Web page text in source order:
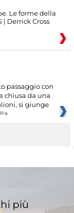
Le forme della
| Derrick Cross
passaggio con
chiusa da una
si giunge
più